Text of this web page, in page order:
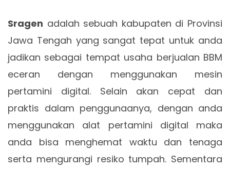
Sragen adalah sebuah kabupaten di Provinsi
Jawa Tengah yang sangat tepat untuk anda
jadikan sebagai tempat usaha berjualan BBM
eceran dengan menggunakan mesin
pertamini digital. Selain akan cepat dan
praktis dalam penggunaanya, dengan anda
menggunakan alat pertamini digital maka
anda bisa menghemat waktu dan tenaga
serta mengurangi resiko tumpah. Sementara